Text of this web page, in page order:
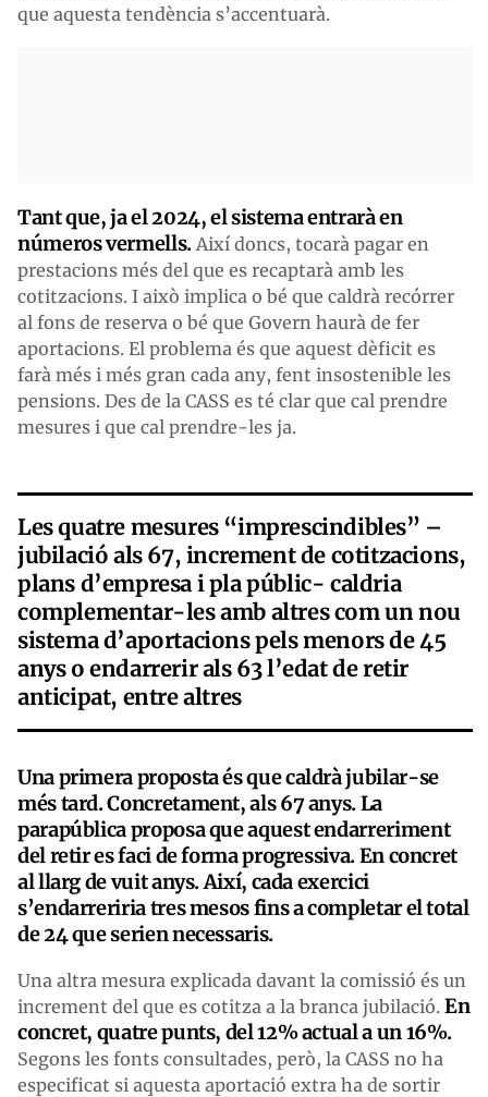
que aquesta tendència s’accentuarà.
Tant que, ja el 2024, el sistema entrarà en
números vermells.Així doncs, tocarà pagar en
prestacions més del que es recaptarà amb les
cotitzacions. I això implica o bé que caldrà recórrer
al fons de reserva o bé que Govern haurà de fer
aportacions. El problema és que aquest dèficit es
farà més i més gran cada any, fent insostenible les
pensions. Des de la CASS es té clar que cal prendre
mesures i que cal prendre-les ja.
Les quatre mesures “imprescindibles” –
jubilació als 67, increment de cotitzacions,
plans d’empresa i pla públic- caldria
complementar-les amb altres com un nou
sistema d’aportacions pels menors de 45
anys o endarrerir als 63 l’edat de retir
anticipat, entre altres
Una primera proposta és que caldrà jubilar-se
més tard. Concretament, als 67 anys. La
parapública proposa que aquest endarreriment
del retir es faci de forma progressiva. En concret
al llarg de vuit anys. Així, cada exercici
s’endarreriria tres mesos fins a completar el total
de 24 que serien necessaris.
Una altra mesura explicada davant la comissió és un
increment del que es cotitza a la branca jubilació. En
concret, quatre punts, del 12% actual a un 16%.
Segons les fonts consultades, però, la CASS no ha
especificat si aquesta aportació extra ha de sortir